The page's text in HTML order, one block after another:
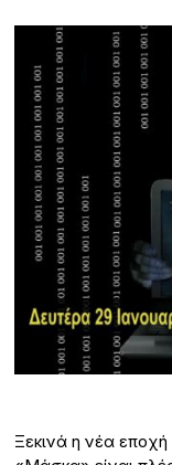
Ξεκινά η νέα